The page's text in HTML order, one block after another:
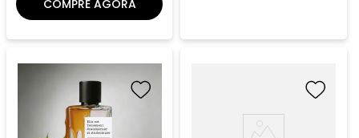
COMPRE AGORA